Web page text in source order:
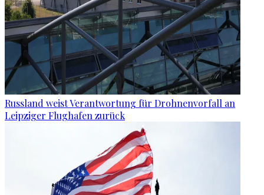
Russland weist Verantwortung für Drohnenvorfall an
Leipziger Flughafen zurück